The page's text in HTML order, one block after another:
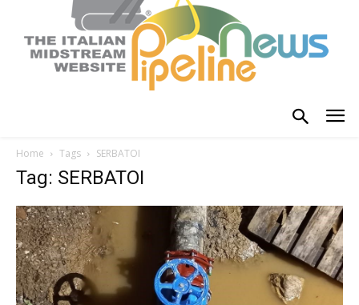
Home Tags SERBATOI
Tag: SERBATOI